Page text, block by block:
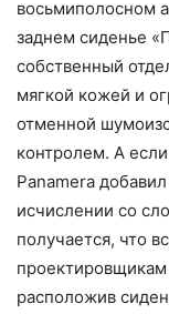
восьмиполосном
заднем сиденье
собственный
мягкой кожей и
отменной
контролем. А
Panamera
исчислении со
получается, что
проектировщикам
расположив